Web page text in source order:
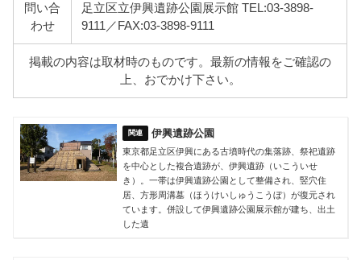
問い合
わせ
足立区立伊興遺跡公園展示館 TEL:03-3898-
9111／FAX:03-3898-9111
掲載の内容は取材時のものです。最新の情報をご確認の
上、おでかけ下さい。
伊興遺跡公園
東京都足立区伊興にある古墳時代の集落跡、祭祀遺跡
を中心とした複合遺跡が、伊興遺跡（いこういせ
き）。一帯は伊興遺跡公園として整備され、竪穴住
居、方形周溝墓（ほうけいしゅうこうぼ）が復元され
ています。併設して伊興遺跡公園展示館が建ち、出土
した遺